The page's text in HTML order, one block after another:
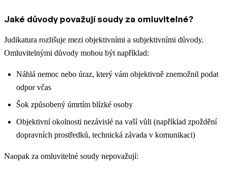
Jaké důvody považují soudy za omluvitelné?
Judikatura rozlišuje mezi objektivními a subjektivními důvody.
Omluvitelnými důvody mohou být například:
Náhlá nemoc nebo úraz, který vám objektivně znemožnil podat
odpor včas
Šok způsobený úmrtím blízké osoby
Objektivní okolnosti nezávislé na vaší vůli (například zpoždění
dopravních prostředků, technická závada v komunikaci)
Naopak za omluvitelné soudy nepovažují: